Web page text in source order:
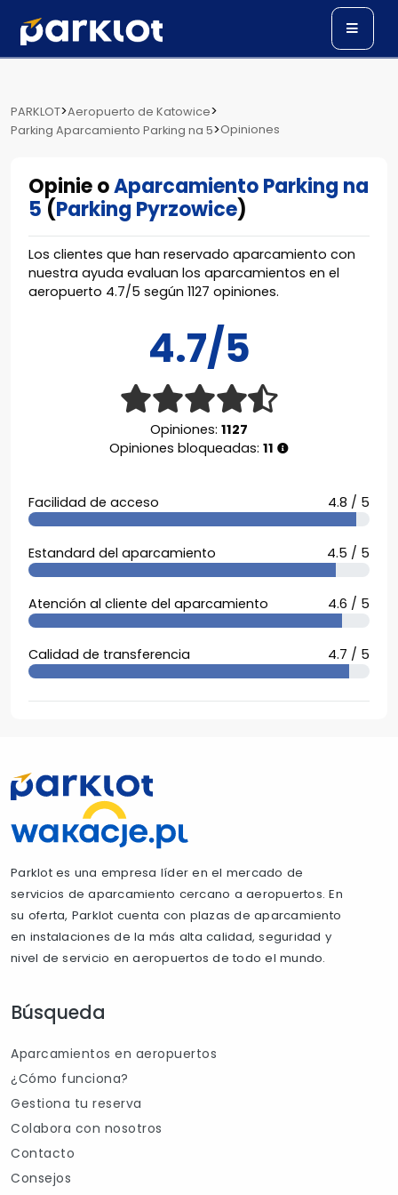
PARKLOT>Aeropuerto de Katowice>
Parking Aparcamiento Parking na 5>Opiniones
Opinie oAparcamiento Parking na
5 (Parking Pyrzowice)
Los clientes que han reservado aparcamiento con
nuestra ayuda evaluan los aparcamientos en el
aeropuerto 4.7/5 según 1127 opiniones.
4.7/5
Opiniones: 1127
Opiniones bloqueadas: 11
Facilidad de acceso 4.8 / 5
Estandard del aparcamiento 4.5 / 5
Atención al cliente del aparcamiento 4.6 / 5
Calidad de transferencia 4.7 / 5
Parklot es una empresa líder en el mercado de
servicios de aparcamiento cercano a aeropuertos. En
su oferta, Parklot cuenta con plazas de aparcamiento
en instalaciones de la más alta calidad, seguridad y
nivel de servicio en aeropuertos de todo el mundo.
Búsqueda
Aparcamientos en aeropuertos
¿Cómo funciona?
Gestiona tu reserva
Colabora con nosotros
Contacto
Consejos